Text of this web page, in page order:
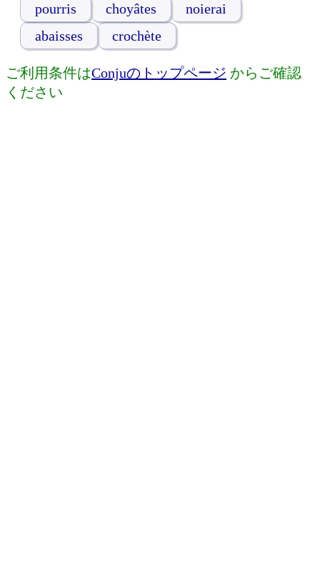
pourris choyâtes
noierai
abaisses
crochète
ご利用条件はConjuのトップページ からご確認
ください